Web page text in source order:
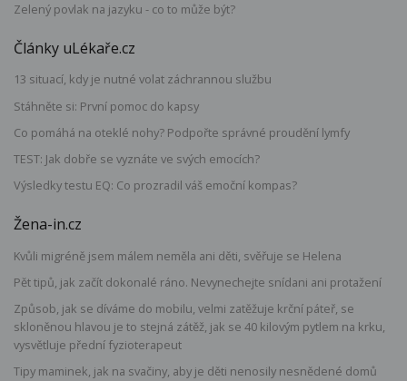
Zelený povlak na jazyku - co to může být?
Články uLékaře.cz
13 situací, kdy je nutné volat záchrannou službu
Stáhněte si: První pomoc do kapsy
Co pomáhá na oteklé nohy? Podpořte správné proudění lymfy
TEST: Jak dobře se vyznáte ve svých emocích?
Výsledky testu EQ: Co prozradil váš emoční kompas?
Žena-in.cz
Kvůli migréně jsem málem neměla ani děti, svěřuje se Helena
Pět tipů, jak začít dokonalé ráno. Nevynechejte snídani ani protažení
Způsob, jak se díváme do mobilu, velmi zatěžuje krční páteř, se
skloněnou hlavou je to stejná zátěž, jak se 40 kilovým pytlem na krku,
vysvětluje přední fyzioterapeut
Tipy maminek, jak na svačiny, aby je děti nenosily nesnědené domů